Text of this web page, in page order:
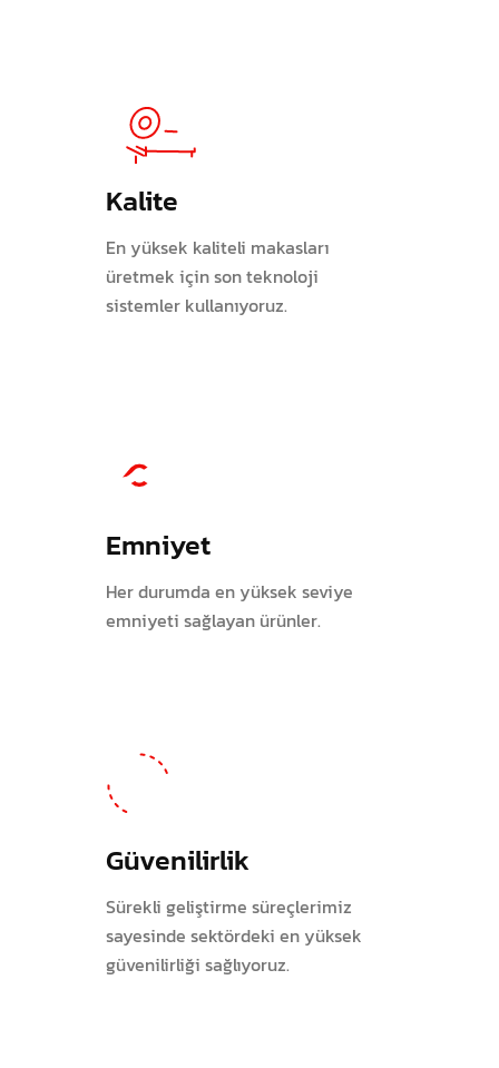
Kalite
En yüksek kaliteli makasları
üretmek için son teknoloji
sistemler kullanıyoruz.
Emniyet
Her durumda en yüksek seviye
emniyeti sağlayan ürünler.
Güvenilirlik
Sürekli geliştirme süreçlerimiz
sayesinde sektördeki en yüksek
güvenilirliği sağlıyoruz.